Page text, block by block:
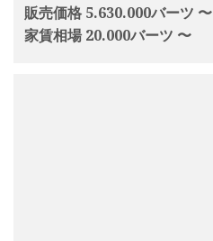
販売価格 5.630.000バーツ 〜
家賃相場 20.000バーツ 〜